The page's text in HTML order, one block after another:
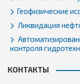
Геофизические
Ликвидация
контроля
КОНТАКТЫ